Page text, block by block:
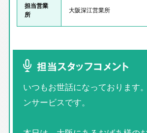
担当営業
所
大阪深江営業所
担当スタッフコメント
いつもお世話になっております
ンサービスです。